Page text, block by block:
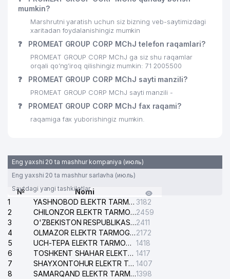
mumkin?
Marshrutni yaratish uchun siz bizning veb-saytimizdagi
xaritadan foydalanishingiz mumkin
❓ PROMEAT GROUP CORP MChJ telefon raqamlari?
PROMEAT GROUP CORP MChJ ga siz shu raqamlar
orqali qo’ng’iroq qilishingiz mumkin: 71 2005500
❓ PROMEAT GROUP CORP MChJ sayti manzili?
PROMEAT GROUP CORP MChJ sayti manzili -
❓ PROMEAT GROUP CORP MChJ fax raqami?
raqamiga fax yuborishingiz mumkin.
Eng yaxshi 20 ta mashhur kompaniya (июль)
Eng yaxshi 20 ta mashhur sarlavha (июль)
Saytdagi yangi tashkilotlar
№
Nomi
1
YASHNOBOD ELEKTR TARMOG'I NOSOZLIKLARI XIZMATI 3182
2
CHILONZOR ELEKTR TARMOG'I NOSOZLIK XIZMATI2459
3
O'ZBEKISTON RESPUBLIKASI BOSH PROKURATURASI ISHONCH TELEFONI2411
4
OLMAZOR ELEKTR TARMOG'I NOSOZLIKLARI XIZMATI2172
5
UCH-TEPA ELEKTR TARMOG'I NOSOZLIKLARI XIZMATI 1418
6
TOSHKENT SHAHAR ELEKTR TARMOQLARI KORXONASI AJ 1417
7
SHAYXONTOHUR ELEKTR TARMOG'I NOSOZLIKLARINI TUZATISH XIZMATI 1407
8
SAMARQAND ELEKTR TARMOQLARI AJ1398